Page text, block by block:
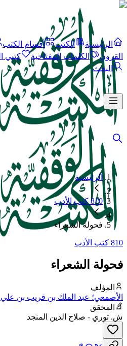
الرئيسية الكتب أقسام الكتب
القرون
الكلمات المفتاحية
كتبي
البحث
الرئيسية
810 كتب الأدب
فحولة الشعراء
810 كتب الأدب
فحولة الشعراء
المؤلف
الأصمعي؛ عبد الملك بن قريب بن علي
الأصمعي
المحقق
ش. توري - صلاح الدين المنجد